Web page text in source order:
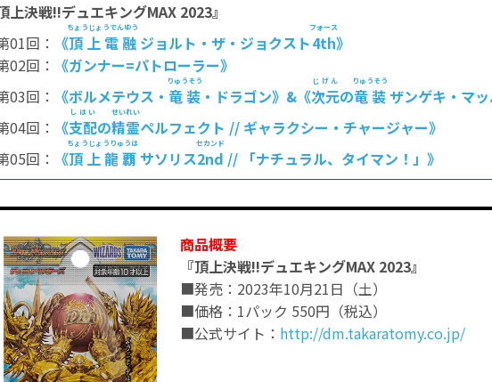
上決戦!!デュエキングMAX 2023』
01回：
《頂上電融
ちょうじょうでんゆう
ジョルト・ザ・ジョクスト4th
フォース
》
02回：
《ガンナー=パトローラー》
03回：
《ボルメテウス・ 竜装
りゅうそう
・ドラゴン》&《次元
じげん
の竜装
りゅうそう
ザンゲキ・マ
04回：
《支配
しはい
の精霊
せいれい
ペルフェクト // ギャラクシー・チャージャー》
05回：
《頂上龍覇
ちょうじょうりゅうは
サソリス2nd
セカンド
// 「ナチュラル、タイマン！」》
商品概要
『頂上決戦!!デュエキングMAX 2023』
■発売：2023年10月21日（土）
■価格：1パック 550円（税込）
■公式サイト： http://dm.takaratomy.co.jp/